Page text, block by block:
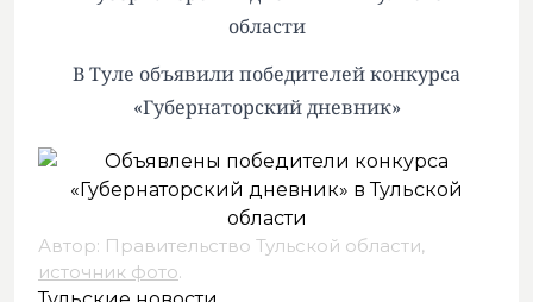
области
В Туле объявили победителей конкурса
«Губернаторский дневник»
Автор: Правительство Тульской области,
источник фото.